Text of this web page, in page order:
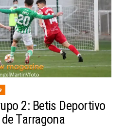
2: Betis Deportivo
Tarragona